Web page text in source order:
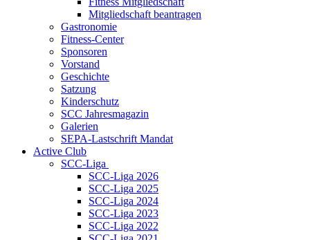
Mitgliedschaft beantragen
Gastronomie
Fitness-Center
Sponsoren
Vorstand
Geschichte
Satzung
Kinderschutz
SCC Jahresmagazin
Galerien
SEPA-Lastschrift Mandat
Active Club
SCC-Liga
SCC-Liga 2026
SCC-Liga 2025
SCC-Liga 2024
SCC-Liga 2023
SCC-Liga 2022